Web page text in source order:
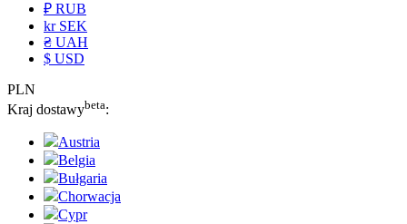
₽ RUB
kr SEK
₴ UAH
$ USD
PLN
Kraj dostawybeta:
Austria
Belgia
Bułgaria
Chorwacja
Cypr